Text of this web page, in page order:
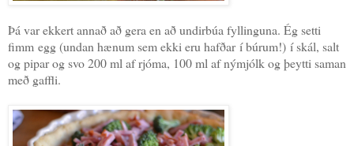
Þá var ekkert annað að gera en að undirbúa fyllinguna. Ég setti
fimm egg (undan hænum sem ekki eru hafðar í búrum!) í skál, salt
og pipar og svo 200 ml af rjóma, 100 ml af nýmjólk og þeytti saman
með gaffli.